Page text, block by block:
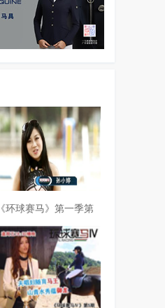
《环球赛马》第一季第